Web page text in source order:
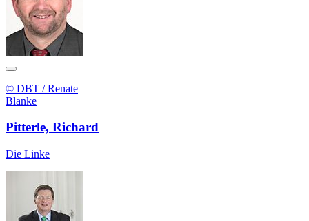
© DBT / Renate
Blanke
Pitterle, Richard
Die Linke